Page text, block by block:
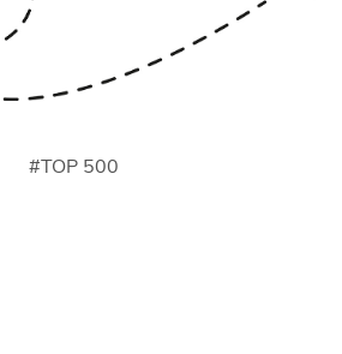
#TOP 500